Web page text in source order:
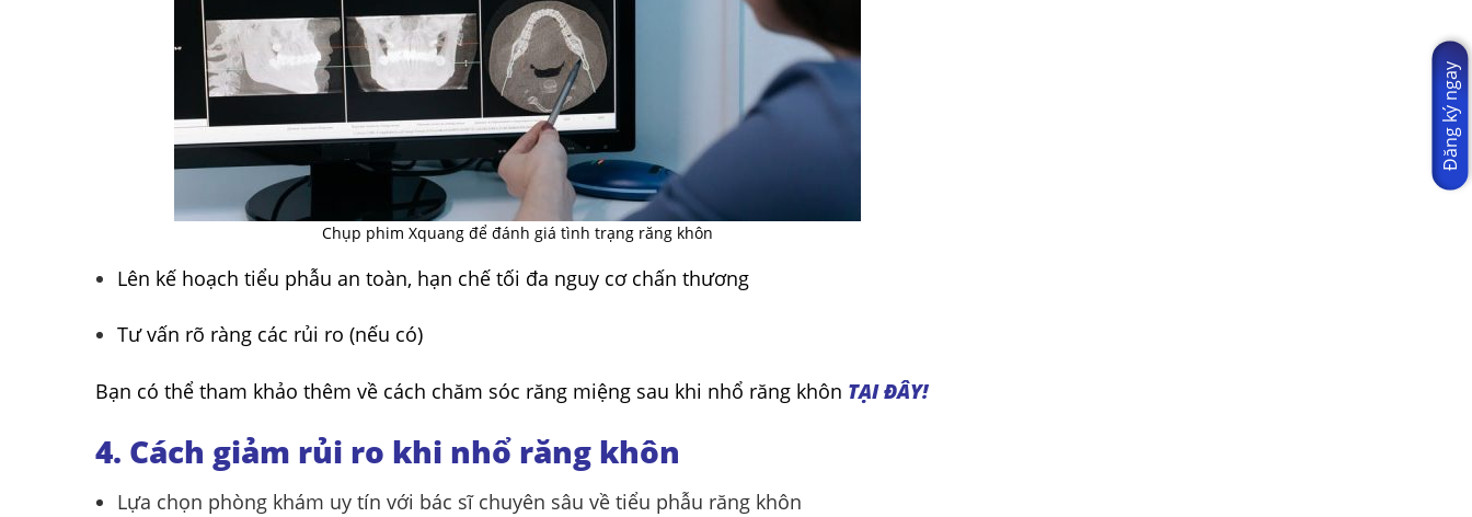
Chụp phim Xquang để đánh giá tình trạng răng khôn
Lên kế hoạch tiểu phẫu an toàn, hạn chế tối đa nguy cơ chấn thương
Tư vấn rõ ràng các rủi ro (nếu có)
Bạn có thể tham khảo thêm về cách chăm sóc răng miệng sau khi nhổ răng khôn TẠI ĐÂY!
4. Cách giảm rủi ro khi nhổ răng khôn
Lựa chọn phòng khám uy tín với bác sĩ chuyên sâu về tiểu phẫu răng khôn
Đăng ký ngay